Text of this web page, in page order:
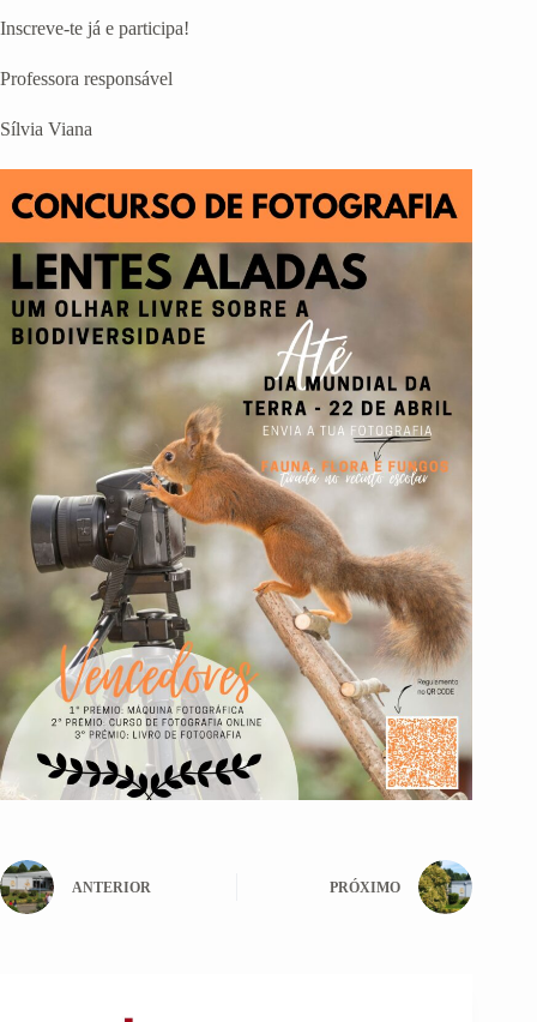
Inscreve-te já e participa!
Professora responsável
Sílvia Viana
ANTERIOR PRÓXIMO